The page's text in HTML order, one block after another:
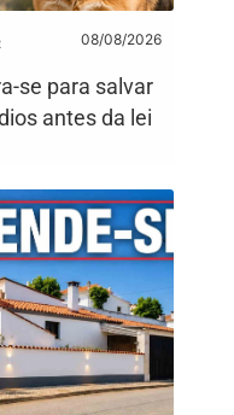
08/08/2026
se para salvar
antes da lei